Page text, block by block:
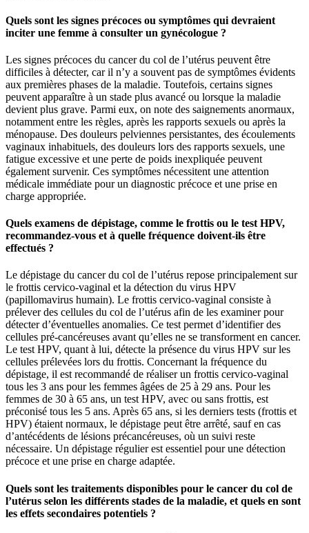
Quels sont les signes précoces ou symptômes qui devraient
inciter une femme à consulter un gynécologue ?
Les signes précoces du cancer du col de l’utérus peuvent être
difficiles à détecter, car il n’y a souvent pas de symptômes évidents
aux premières phases de la maladie. Toutefois, certains signes
peuvent apparaître à un stade plus avancé ou lorsque la maladie
devient plus grave. Parmi eux, on note des saignements anormaux,
notamment entre les règles, après les rapports sexuels ou après la
ménopause. Des douleurs pelviennes persistantes, des écoulements
vaginaux inhabituels, des douleurs lors des rapports sexuels, une
fatigue excessive et une perte de poids inexpliquée peuvent
également survenir. Ces symptômes nécessitent une attention
médicale immédiate pour un diagnostic précoce et une prise en
charge appropriée.
Quels examens de dépistage, comme le frottis ou le test HPV,
recommandez-vous et à quelle fréquence doivent-ils être
effectués ?
Le dépistage du cancer du col de l’utérus repose principalement sur
le frottis cervico-vaginal et la détection du virus HPV
(papillomavirus humain). Le frottis cervico-vaginal consiste à
prélever des cellules du col de l’utérus afin de les examiner pour
détecter d’éventuelles anomalies. Ce test permet d’identifier des
cellules pré-cancéreuses avant qu’elles ne se transforment en cancer.
Le test HPV, quant à lui, détecte la présence du virus HPV sur les
cellules prélevées lors du frottis. Concernant la fréquence du
dépistage, il est recommandé de réaliser un frottis cervico-vaginal
tous les 3 ans pour les femmes âgées de 25 à 29 ans. Pour les
femmes de 30 à 65 ans, un test HPV, avec ou sans frottis, est
préconisé tous les 5 ans. Après 65 ans, si les derniers tests (frottis et
HPV) étaient normaux, le dépistage peut être arrêté, sauf en cas
d’antécédents de lésions précancéreuses, où un suivi reste
nécessaire. Un dépistage régulier est essentiel pour une détection
précoce et une prise en charge adaptée.
Quels sont les traitements disponibles pour le cancer du col de
l’utérus selon les différents stades de la maladie, et quels en sont
les effets secondaires potentiels ?